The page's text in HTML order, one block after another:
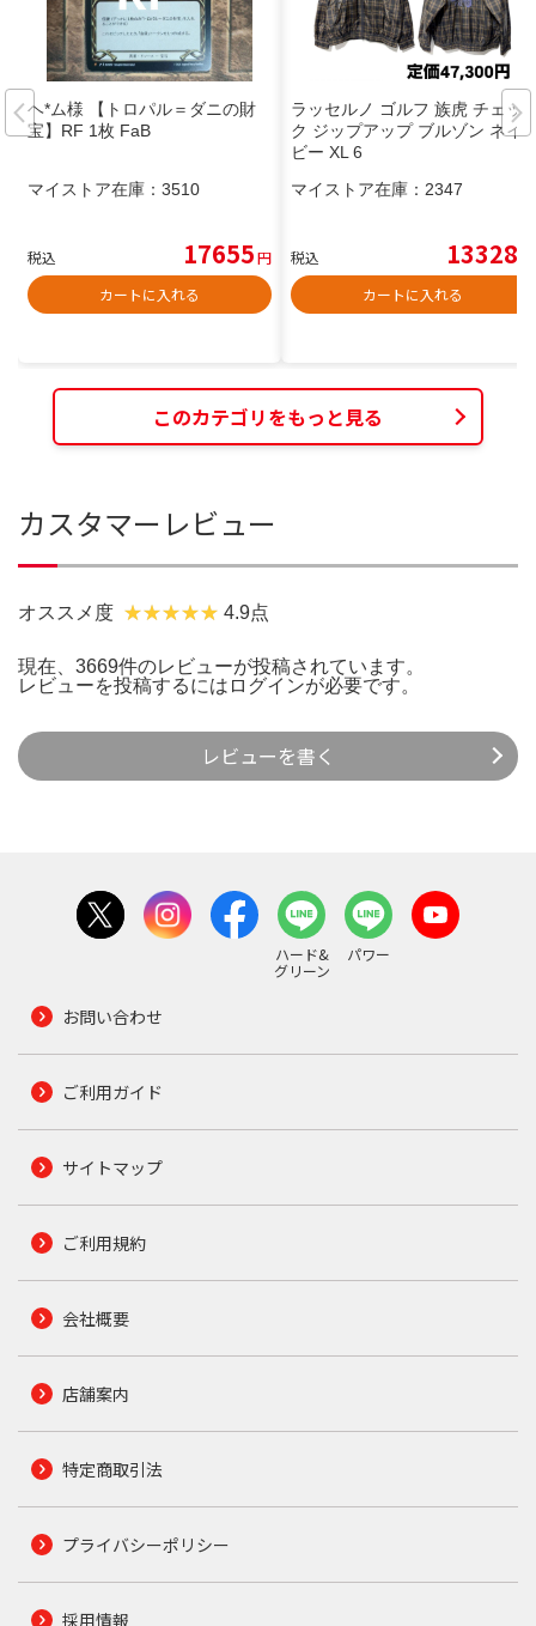
ヘ*ム様 【トロパル＝ダニの財
宝】RF 1枚 FaB
マイストア在庫： 3510
税込 17655円
カートに入れる
ラッセルノ ゴルフ 族虎 チェッ
ク ジップアップ ブルゾン ネイ
ビー XL 6
マイストア在庫： 2347
税込 13328
カートに入れる
このカテゴリをもっと見る
カスタマーレビュー
オススメ度 4.9点
現在、3669件のレビューが投稿されています。
レビューを投稿するには ログインが必要です。
レビューを書く
ハード&
グリーン
パワー
お問い合わせ
ご利用ガイド
サイトマップ
ご利用規約
会社概要
店舗案内
特定商取引法
プライバシーポリシー
採用情報